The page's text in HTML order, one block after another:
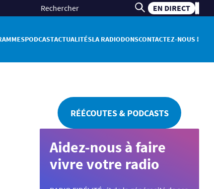
EN DIRECT
PODCASTACTUALITÉSLA RADIODONSCONTACTEZ-NOUS !
RÉÉCOUTES & PODCASTS
Aidez-nous à faire
vivre votre radio